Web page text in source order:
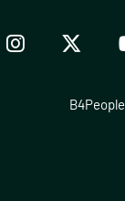
B4People